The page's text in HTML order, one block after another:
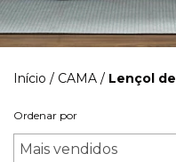
Início / CAMA / Lençol
Ordenar por